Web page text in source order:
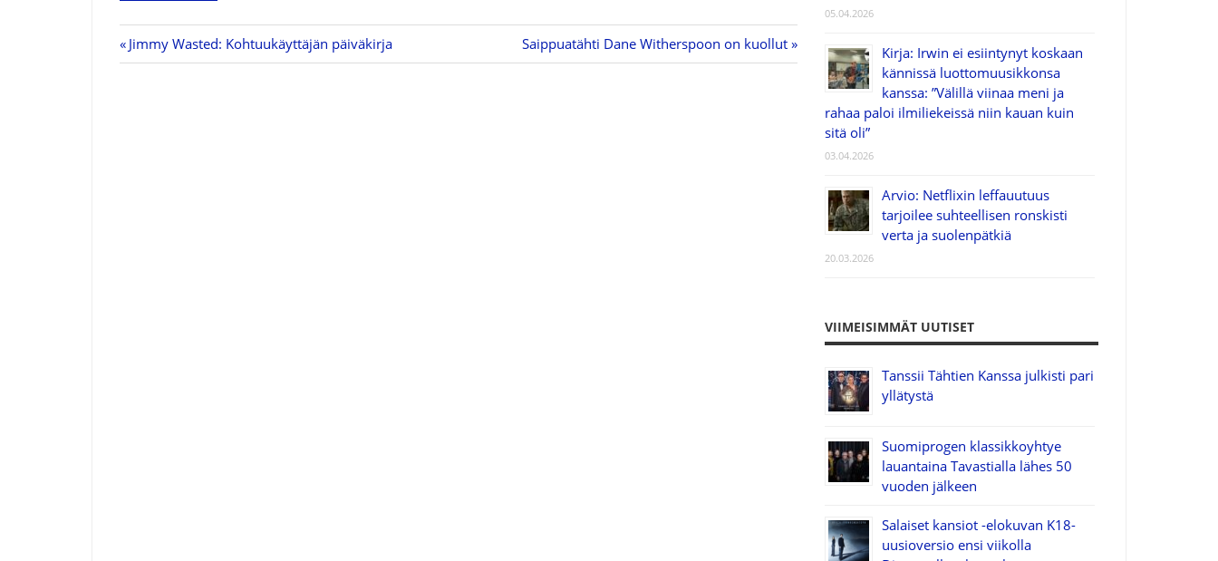
Artikkelien
Previous
Post:
Jimmy Wasted: Kohtuukäyttäjän päiväkirja
Next
Post:
Saippuatähti Dane Witherspoon on kuollut
05.04.2026
Kirja: Irwin ei esiintynyt koskaan
kännissä luottomuusikkonsa
kanssa: ”Välillä viinaa meni ja
rahaa paloi ilmiliekeissä niin kauan kuin
sitä oli”
03.04.2026
Arvio: Netflixin leffauutuus
tarjoilee suhteellisen ronskisti
verta ja suolenpätkiä
20.03.2026
VIIMEISIMMÄT UUTISET
Tanssii Tähtien Kanssa julkisti pari
yllätystä
Suomiprogen klassikkoyhtye
lauantaina Tavastialla lähes 50
vuoden jälkeen
Salaiset kansiot -elokuvan K18-
uusioversio ensi viikolla